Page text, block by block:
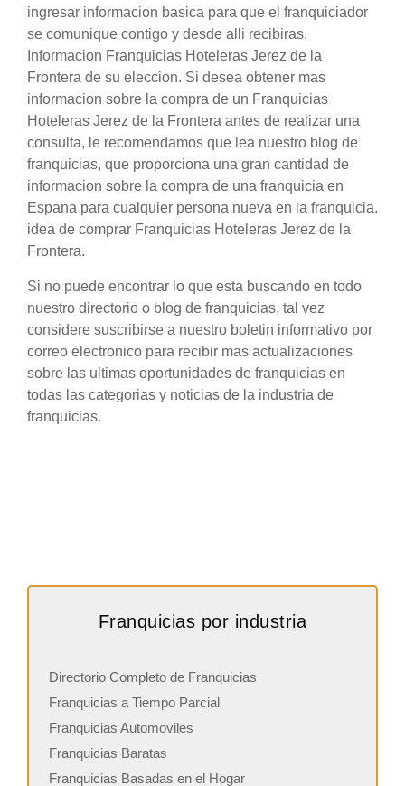
ingresar informacion basica para que el franquiciador
se comunique contigo y desde alli recibiras.
Informacion Franquicias Hoteleras Jerez de la
Frontera de su eleccion. Si desea obtener mas
informacion sobre la compra de un Franquicias
Hoteleras Jerez de la Frontera antes de realizar una
consulta, le recomendamos que lea nuestro blog de
franquicias, que proporciona una gran cantidad de
informacion sobre la compra de una franquicia en
Espana para cualquier persona nueva en la franquicia.
idea de comprar Franquicias Hoteleras Jerez de la
Frontera.
Si no puede encontrar lo que esta buscando en todo
nuestro directorio o blog de franquicias, tal vez
considere suscribirse a nuestro boletin informativo por
correo electronico para recibir mas actualizaciones
sobre las ultimas oportunidades de franquicias en
todas las categorias y noticias de la industria de
franquicias.
Franquicias por industria
Directorio Completo de Franquicias
Franquicias a Tiempo Parcial
Franquicias Automoviles
Franquicias Baratas
Franquicias Basadas en el Hogar